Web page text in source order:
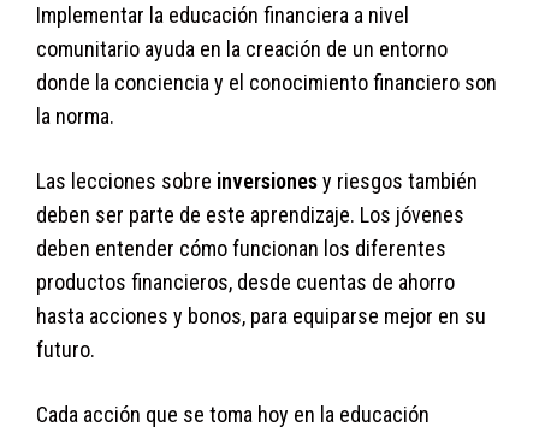
Implementar la educación financiera a nivel
comunitario ayuda en la creación de un entorno
donde la conciencia y el conocimiento financiero son
la norma.
Las lecciones sobre inversionesy riesgos también
deben ser parte de este aprendizaje. Los jóvenes
deben entender cómo funcionan los diferentes
productos financieros, desde cuentas de ahorro
hasta acciones y bonos, para equiparse mejor en su
futuro.
Cada acción que se toma hoy en la educación